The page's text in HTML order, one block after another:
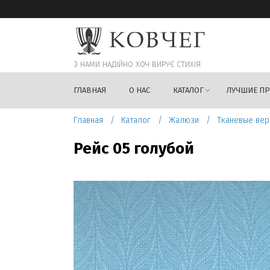
З НАМИ НАДIЙНО ХОЧ ВИРУЄ СТИХIЯ
ГЛАВНАЯ О НАС КАТАЛОГ ЛУЧШИЕ
Главная Каталог Жалюзи Тканевые
Рейс 05 голубой